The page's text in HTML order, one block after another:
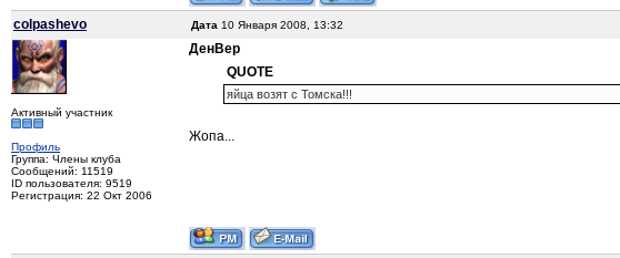
colpashevo
Дата 10 Января 2008, 13:32
Активный участник
Профиль
Группа: Члены клуба
Сообщений: 11519
ID пользователя: 9519
Регистрация: 22 Окт 2006
ДенВер
QUOTE
яйца возят с Томска!!!
Жопа...